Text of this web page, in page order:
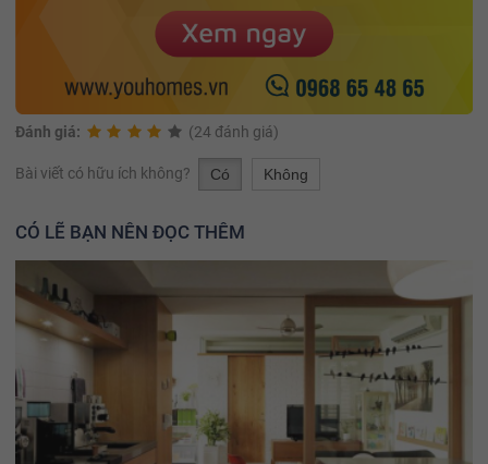
Đánh giá: (24 đánh giá)
Bài viết có hữu ích không? Có Không
CÓ LẼ BẠN NÊN ĐỌC THÊM